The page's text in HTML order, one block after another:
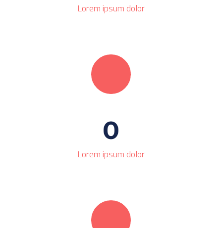
Lorem ipsum dolor
0
Lorem ipsum dolor